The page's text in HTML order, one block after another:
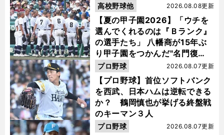
【夏の甲子園2026】「ウチを
選んでくれるのは『Ｂランク』
の選手たち」 八幡商が15年ぶ
り甲子園をつかんだ"名門復
活"の舞台裏
2026.08.08更新
高校野球他
【プロ野球】首位ソフトバンク
を西武、日本ハムは逆転できる
か？ 鶴岡慎也が挙げる終盤戦
のキーマン３人
2026.08.07更新
プロ野球
2026.08.07更新
プロ野球